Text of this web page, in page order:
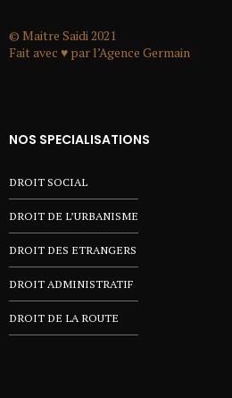
© Maitre Saidi 2021
Fait avec ♥ par l’Agence Germain
NOS SPECIALISATIONS
DROIT SOCIAL
DROIT DE L’URBANISME
DROIT DES ETRANGERS
DROIT ADMINISTRATIF
DROIT DE LA ROUTE